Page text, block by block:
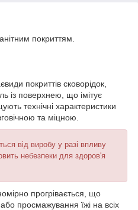
покриттям.
покриттів сковорідок,
із поверхнею, що імітує
технічні характеристики
та міцною.
від виробу у разі впливу
небезпеки для здоров'я
прогрівається, що
просмажування їжі на всіх